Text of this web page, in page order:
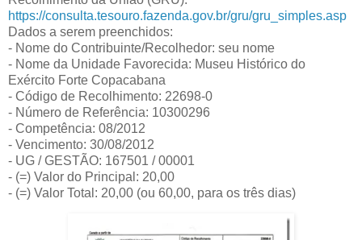
https://consulta.tesouro.fazenda.gov.br/gru/gru_simples.asp
Dados a serem preenchidos:
- Nome do Contribuinte/Recolhedor: seu nome
- Nome da Unidade Favorecida: Museu Histórico do
Exército Forte Copacabana
- Código de Recolhimento: 22698-0
- Número de Referência: 10300296
- Competência: 08/2012
- Vencimento: 30/08/2012
- UG / GESTÃO: 167501 / 00001
- (=) Valor do Principal: 20,00
- (=) Valor Total: 20,00 (ou 60,00, para os três dias)